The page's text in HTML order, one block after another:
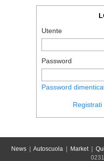
Utente
Password
Password
Registrati
News| Autoscuola| Market|